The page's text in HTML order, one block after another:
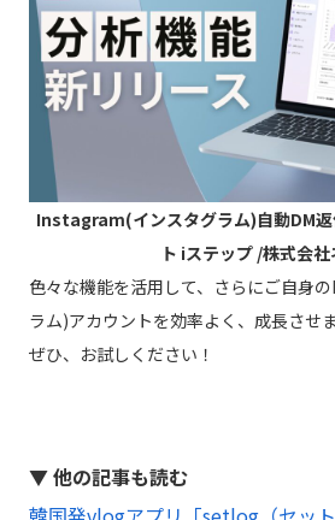
Instagram(インスタグラム)自動DM返
ト iステップ /株式会
色々な機能を活用して、さらにご自身
ラム)アカウントを効率よく、成長させ
ぜひ、お試しください！
▼ 他の記事も読む